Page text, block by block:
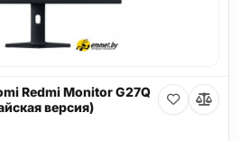
Redmi Monitor G27Q
версия)